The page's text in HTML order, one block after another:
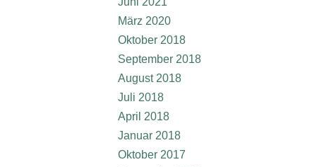
März 2020
Oktober 2018
September 2018
August 2018
Juli 2018
April 2018
Januar 2018
Oktober 2017